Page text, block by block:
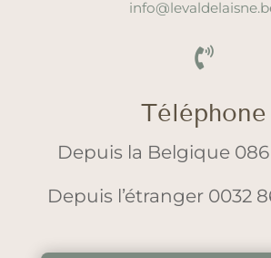

Téléphone
Depuis la Belgique
Depuis l’étranger 0032